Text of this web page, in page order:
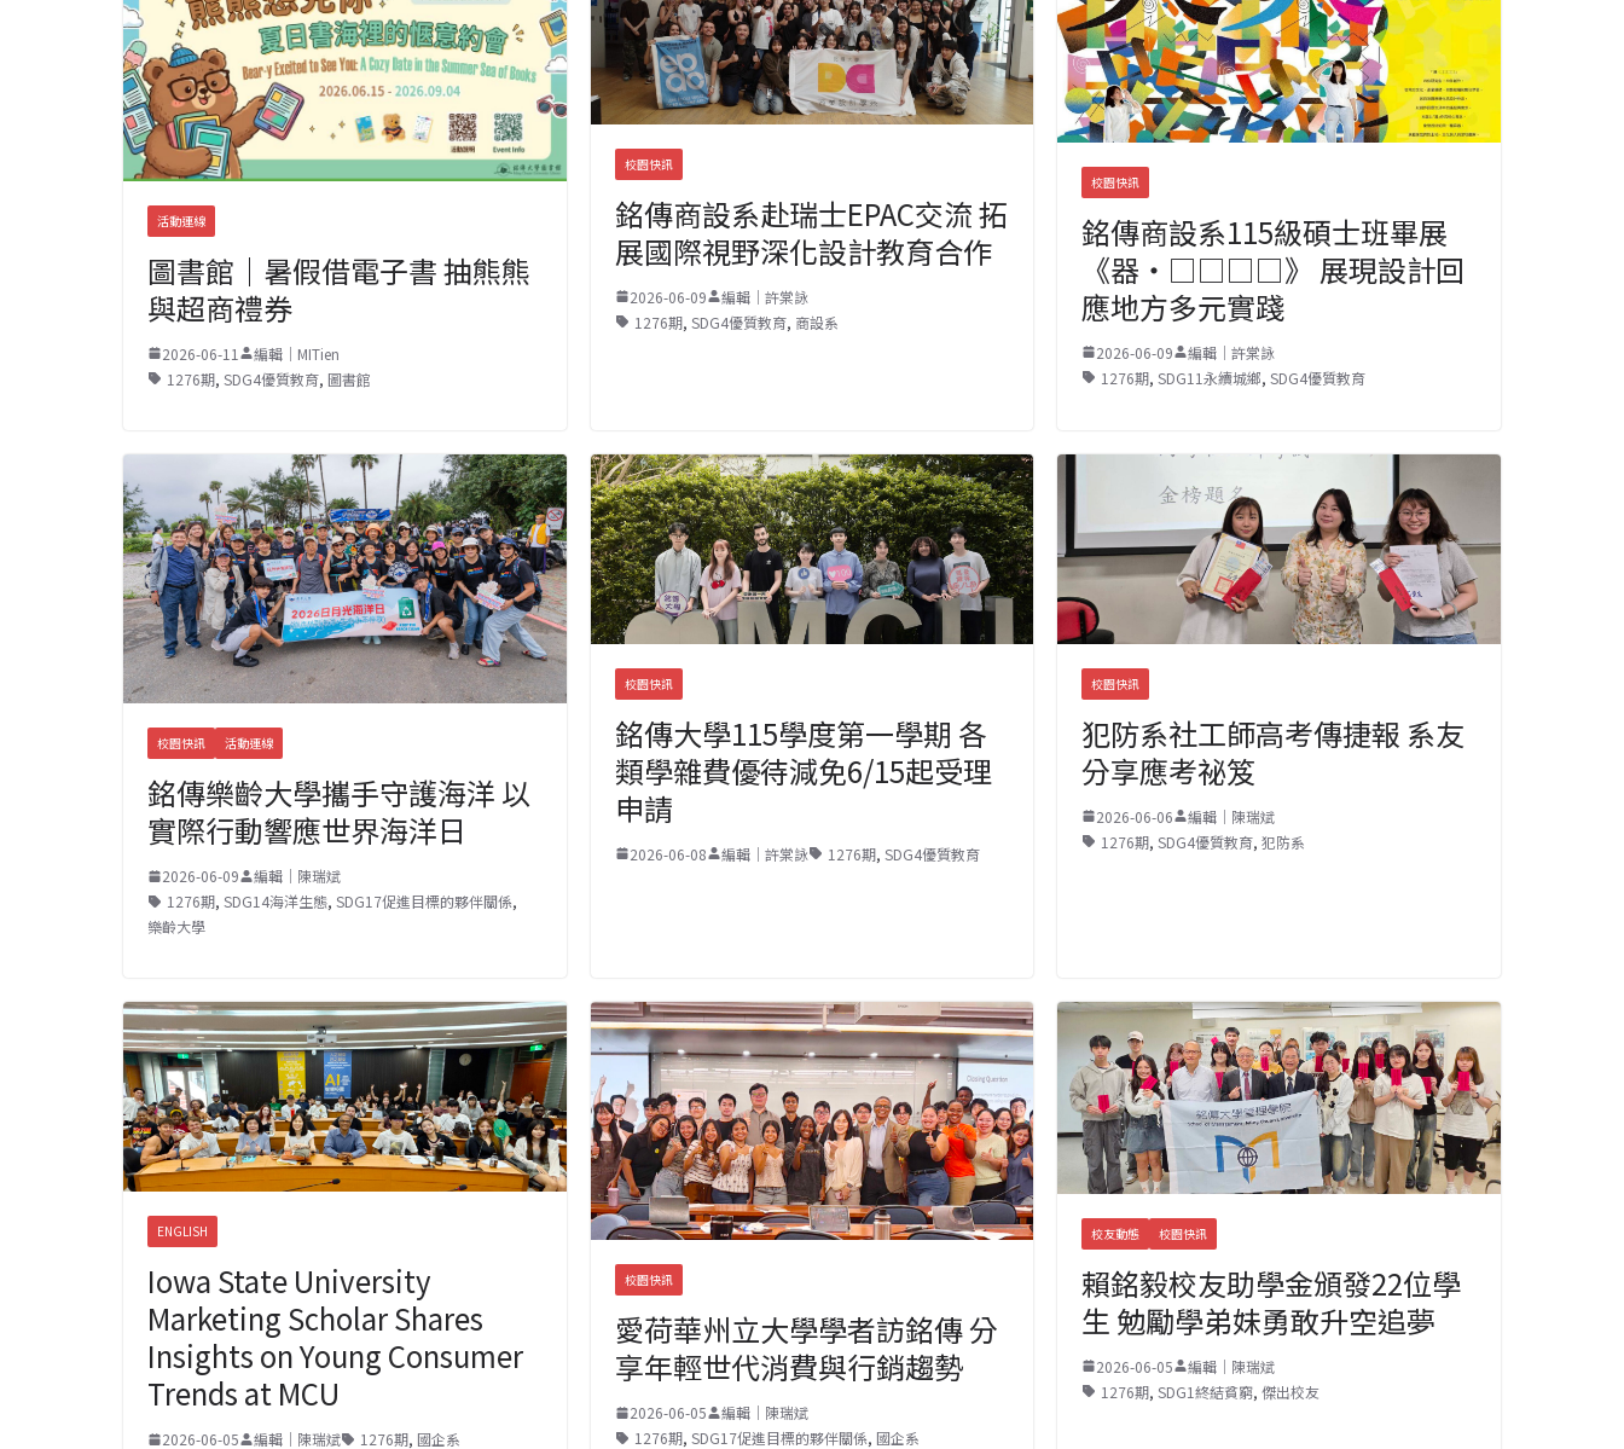
活動連線
圖書館｜暑假借電子書 抽熊熊
與超商禮券
2026-06-11
編輯｜MITien
1276期, SDG4優質教育, 圖書館
校園快訊
銘傳商設系赴瑞士EPAC交流 拓
展國際視野深化設計教育合作
2026-06-09
編輯｜許棠詠
1276期, SDG4優質教育, 商設系
校園快訊
銘傳商設系115級碩士班畢展
《器・□□□□》 展現設計回
應地方多元實踐
2026-06-09
編輯｜許棠詠
1276期,SDG11永續城鄉,SDG4優質教育
校園快訊 活動連線
銘傳樂齡大學攜手守護海洋 以
實際行動響應世界海洋日
2026-06-09
編輯｜陳瑞斌
1276期, SDG14海洋生態, SDG17促進目標的夥伴關係,
樂齡大學
校園快訊
銘傳大學115學度第一學期 各
類學雜費優待減免6/15起受理
申請
2026-06-08 編輯｜許棠詠 1276期, SDG4優質教育
校園快訊
犯防系社工師高考傳捷報 系友
分享應考祕笈
2026-06-06
編輯｜陳瑞斌
1276期,SDG4優質教育,犯防系
ENGLISH
Iowa State University
Marketing Scholar Shares
Insights on Young Consumer
Trends at MCU
2026-06-05 編輯｜陳瑞斌 1276期, 國企系
校園快訊
愛荷華州立大學學者訪銘傳 分
享年輕世代消費與行銷趨勢
2026-06-05
編輯｜陳瑞斌
1276期, SDG17促進目標的夥伴關係, 國企系
校友動態 校園快訊
賴銘毅校友助學金頒發22位學
生 勉勵學弟妹勇敢升空追夢
2026-06-05
編輯｜陳瑞斌
1276期,SDG1終結貧窮,傑出校友